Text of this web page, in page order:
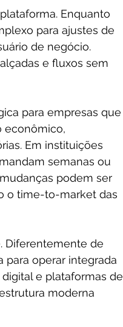
Enquanto
para ajustes de
de negócio.
e fluxos sem
para empresas que
econômico,
Em instituições
semanas ou
podem ser
o time-to-market das
Diferentemente de
para operar integrada
digital e plataformas de
moderna